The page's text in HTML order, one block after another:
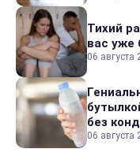
Тихий
вас уже
06 августа
без
06 августа